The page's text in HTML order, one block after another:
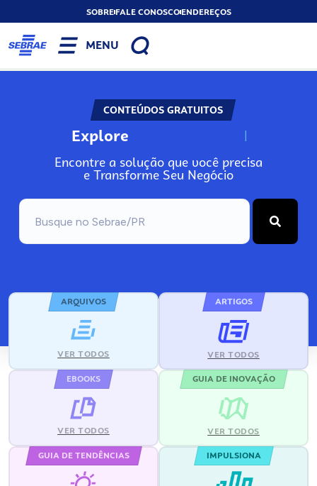
SOBREFALE CONOSCOENDEREÇOS
MENU
CONTEÚDOS GRATUITOS
Explore N
Encontre a solução que você precisa
e Transforme Seu Negócio
ARQUIVOS
VER TODOS
ARTIGOS
VER TODOS
EBOOKS
VER TODOS
GUIA DE INOVAÇÃO
VER TODOS
GUIA DE TENDÊNCIAS IMPULSIONA